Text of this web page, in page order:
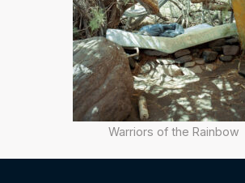
Warriors of the Rainbow